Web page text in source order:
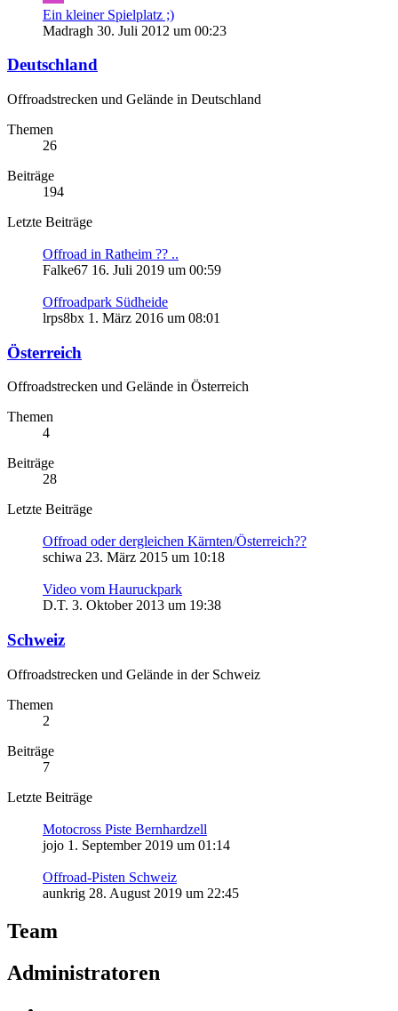
Ein kleiner Spielplatz ;)
Madragh 30. Juli 2012 um 00:23
Deutschland
Offroadstrecken und Gelände in Deutschland
Themen
26
Beiträge
194
Letzte Beiträge
Offroad in Ratheim ?? ..
Falke67 16. Juli 2019 um 00:59
Offroadpark Südheide
lrps8bx 1. März 2016 um 08:01
Österreich
Offroadstrecken und Gelände in Österreich
Themen
4
Beiträge
28
Letzte Beiträge
Offroad oder dergleichen Kärnten/Österreich??
schiwa 23. März 2015 um 10:18
Video vom Hauruckpark
D.T. 3. Oktober 2013 um 19:38
Schweiz
Offroadstrecken und Gelände in der Schweiz
Themen
2
Beiträge
7
Letzte Beiträge
Motocross Piste Bernhardzell
jojo 1. September 2019 um 01:14
Offroad-Pisten Schweiz
aunkrig 28. August 2019 um 22:45
Team
Administratoren